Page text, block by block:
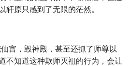
轩原只感到了无限的茫然。
宫，毁神殿，甚至还抓了师尊以
不知道这种欺师灭祖的行为，会让